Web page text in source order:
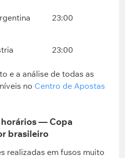
23:00
23:00
e a análise de todas as
no Centro de Apostas
— Copa
brasileiro
realizadas em fusos muito